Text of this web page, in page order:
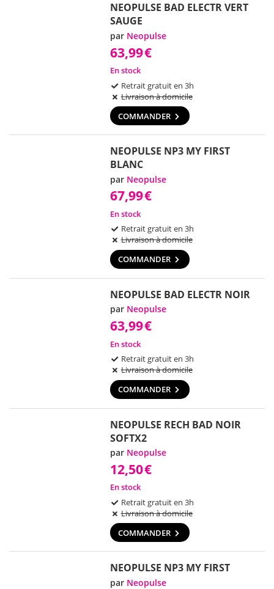
NEOPULSE BAD ELECTR VERT
SAUGE
par Neopulse
63,99€
En stock
Retrait gratuit en 3h
Livraison à domicile
COMMANDER
NEOPULSE NP3 MY FIRST
BLANC
par Neopulse
67,99€
En stock
Retrait gratuit en 3h
Livraison à domicile
COMMANDER
NEOPULSE BAD ELECTR NOIR
par Neopulse
63,99€
En stock
Retrait gratuit en 3h
Livraison à domicile
COMMANDER
NEOPULSE RECH BAD NOIR
SOFTX2
par Neopulse
12,50€
En stock
Retrait gratuit en 3h
Livraison à domicile
COMMANDER
NEOPULSE NP3 MY FIRST
par Neopulse